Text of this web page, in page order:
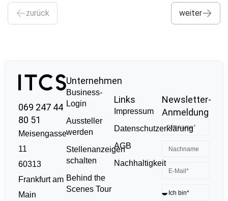
zurück weiter
069 247 44
80 51
Meisengasse
11
60313
Frankfurt am
Main
Unternehmen
Business-
Login
Aussteller
werden
Stellenanzeigen
schalten
Behind the
Scenes Tour
Links
Impressum
Datenschutzerklärung
AGB
Nachhaltigkeit
Newsletter-
Anmeldung